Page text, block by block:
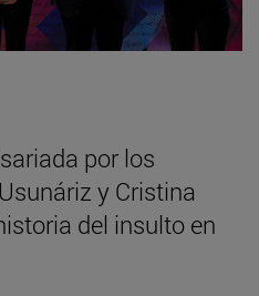
por los
y Cristina
del insulto en